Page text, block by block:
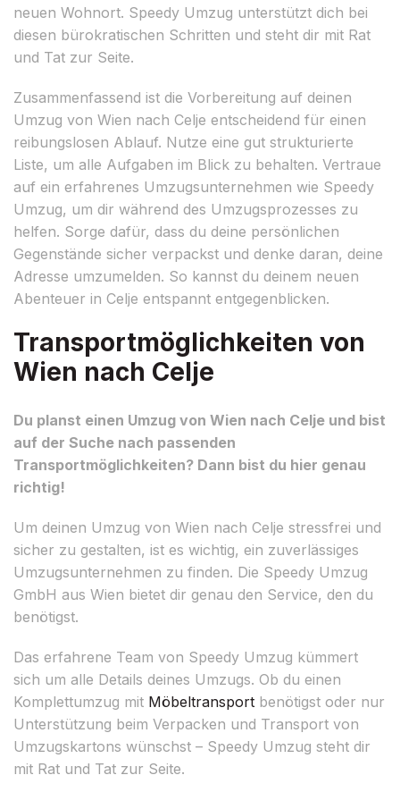
neuen Wohnort. Speedy Umzug unterstützt dich bei
diesen bürokratischen Schritten und steht dir mit Rat
und Tat zur Seite.
Zusammenfassend ist die Vorbereitung auf deinen
Umzug von Wien nach Celje entscheidend für einen
reibungslosen Ablauf. Nutze eine gut strukturierte
Liste, um alle Aufgaben im Blick zu behalten. Vertraue
auf ein erfahrenes Umzugsunternehmen wie Speedy
Umzug, um dir während des Umzugsprozesses zu
helfen. Sorge dafür, dass du deine persönlichen
Gegenstände sicher verpackst und denke daran, deine
Adresse umzumelden. So kannst du deinem neuen
Abenteuer in Celje entspannt entgegenblicken.
Transportmöglichkeiten von
Wien nach Celje
Du planst einen Umzug von Wien nach Celje und bist
auf der Suche nach passenden
Transportmöglichkeiten? Dann bist du hier genau
richtig!
Um deinen Umzug von Wien nach Celje stressfrei und
sicher zu gestalten, ist es wichtig, ein zuverlässiges
Umzugsunternehmen zu finden. Die Speedy Umzug
GmbH aus Wien bietet dir genau den Service, den du
benötigst.
Das erfahrene Team von Speedy Umzug kümmert
sich um alle Details deines Umzugs. Ob du einen
Komplettumzug mit Möbeltransport benötigst oder nur
Unterstützung beim Verpacken und Transport von
Umzugskartons wünschst – Speedy Umzug steht dir
mit Rat und Tat zur Seite.